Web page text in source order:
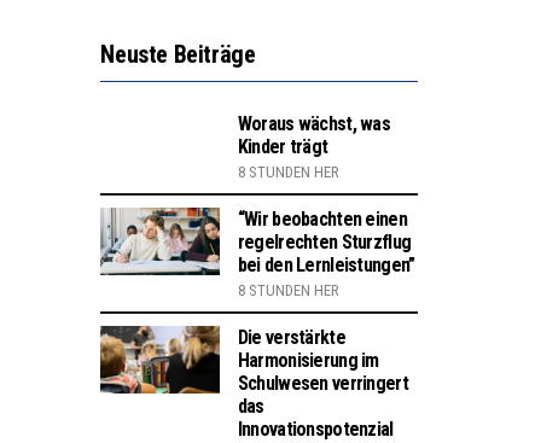
Neuste Beiträge
Woraus wächst, was
Kinder trägt
8 STUNDEN HER
“Wir beobachten einen
regelrechten Sturzflug
bei den Lernleistungen”
8 STUNDEN HER
Die verstärkte
Harmonisierung im
Schulwesen verringert
das
Innovationspotenzial